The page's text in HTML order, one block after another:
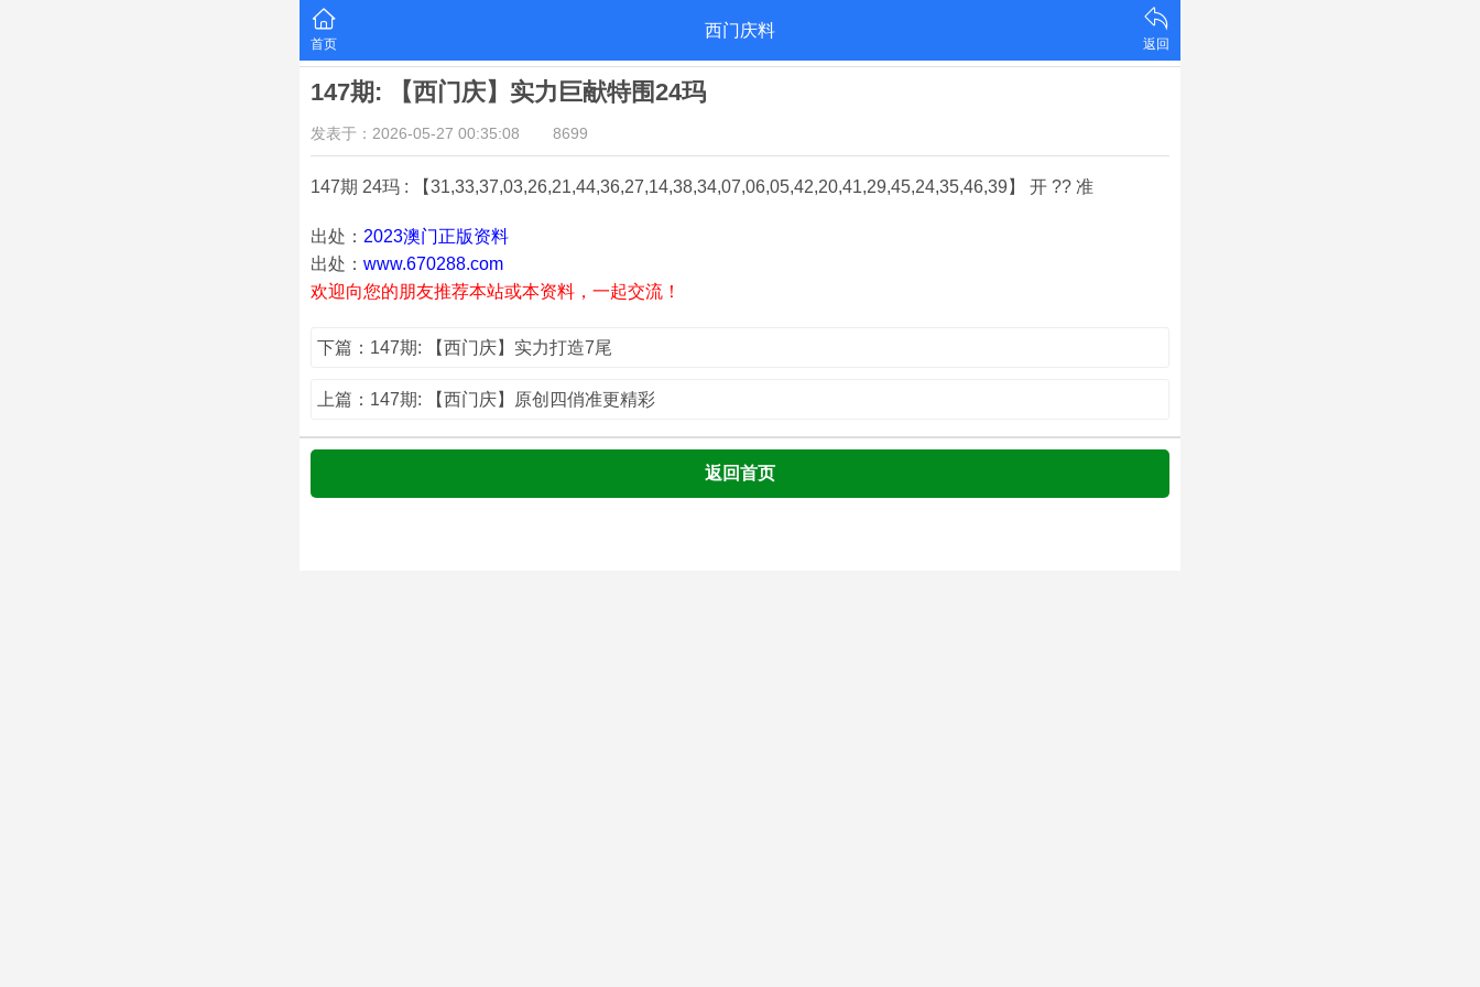
首页
西门庆料
返回
147期: 【西门庆】实力巨献特围24玛
发表于：2026-05-27 00:35:08 8699
147期 24玛 : 【31,33,37,03,26,21,44,36,27,14,38,34,07,06,05,42,20,41,29,45,24,35,46,39】 开 ?? 准
出处： 2023澳门正版资料
出处： www.670288.com
欢迎向您的朋友推荐本站或本资料，一起交流！
下篇：147期: 【西门庆】实力打造7尾
上篇：147期: 【西门庆】原创四俏准更精彩
返回首页